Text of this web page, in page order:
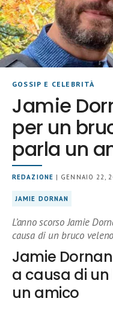
GOSSIP E CELEBRITÀ
Jamie
per un
parla un
REDAZIONE | GENNAIO 22,
JAMIE DORNAN
L’anno scorso Jamie
causa di un bruco
Jamie
a causa di
un amico